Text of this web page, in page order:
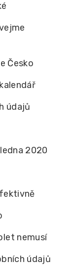
Česko
údajů
2020
nemusí
údajů